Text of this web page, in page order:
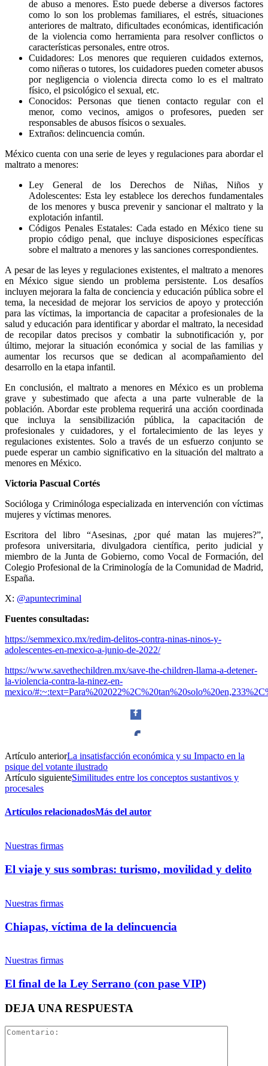
Bluesky
Threads
de abuso a menores. Esto puede deberse a diversos factores
como lo son los problemas familiares, el estrés, situaciones
anteriores de maltrato, dificultades económicas, identificación
de la violencia como herramienta para resolver conflictos o
características personales, entre otros.
Cuidadores: Los menores que requieren cuidados externos,
como niñeras o tutores, los cuidadores pueden cometer abusos
por negligencia o violencia directa como lo es el maltrato
físico, el psicológico el sexual, etc.
Conocidos: Personas que tienen contacto regular con el
menor, como vecinos, amigos o profesores, pueden ser
responsables de abusos físicos o sexuales.
Extraños: delincuencia común.
México cuenta con una serie de leyes y regulaciones para abordar el
maltrato a menores:
Ley General de los Derechos de Niñas, Niños y
Adolescentes: Esta ley establece los derechos fundamentales
de los menores y busca prevenir y sancionar el maltrato y la
explotación infantil.
Códigos Penales Estatales: Cada estado en México tiene su
propio código penal, que incluye disposiciones específicas
sobre el maltrato a menores y las sanciones correspondientes.
A pesar de las leyes y regulaciones existentes, el maltrato a menores
en México sigue siendo un problema persistente. Los desafíos
incluyen mejorara la falta de conciencia y educación pública sobre el
tema, la necesidad de mejorar los servicios de apoyo y protección
para las víctimas, la importancia de capacitar a profesionales de la
salud y educación para identificar y abordar el maltrato, la necesidad
de recopilar datos precisos y combatir la subnotificación y, por
último, mejorar la situación económica y social de las familias y
aumentar los recursos que se dedican al acompañamiento del
desarrollo en la etapa infantil.
En conclusión, el maltrato a menores en México es un problema
grave y subestimado que afecta a una parte vulnerable de la
población. Abordar este problema requerirá una acción coordinada
que incluya la sensibilización pública, la capacitación de
profesionales y cuidadores, y el fortalecimiento de las leyes y
regulaciones existentes. Solo a través de un esfuerzo conjunto se
puede esperar un cambio significativo en la situación del maltrato a
menores en México.
Victoria Pascual Cortés
Socióloga y Criminóloga especializada en intervención con víctimas
mujeres y víctimas menores.
Escritora del libro “Asesinas, ¿por qué matan las mujeres?”,
profesora universitaria, divulgadora científica, perito judicial y
miembro de la Junta de Gobierno, como Vocal de Formación, del
Colegio Profesional de la Criminología de la Comunidad de Madrid,
España.
X: @apuntecriminal
Fuentes consultadas:
https://semmexico.mx/redim-delitos-contra-ninas-ninos-y-
adolescentes-en-mexico-a-junio-de-2022/
https://www.savethechildren.mx/save-the-children-llama-a-detener-
la-violencia-contra-la-ninez-en-
mexico/
Facebook
Linkedin
Artículo anteriorLa insatisfacción económica y su Impacto en la
psique del votante ilustrado
Artículo siguienteSimilitudes entre los conceptos sustantivos y
procesales
Artículos relacionadosMás del autor
Nuestras firmas
El viaje y sus sombras: turismo, movilidad y delito
Nuestras firmas
Chiapas, víctima de la delincuencia
Nuestras firmas
El final de la Ley Serrano (con pase VIP)
DEJA UNA RESPUESTA